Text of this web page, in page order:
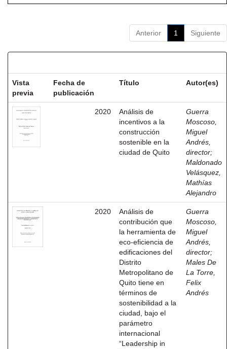
Anterior 1 Siguiente
Vista
previa
Fecha de
publicación
Título Autor(es)
2020
Análisis de
incentivos a la
construcción
sostenible en la
ciudad de Quito
Guerra
Moscoso,
Miguel
Andrés,
director;
Maldonado
Velásquez,
Mathías
Alejandro
2020
Análisis de
contribución que
la herramienta de
eco-eficiencia de
edificaciones del
Distrito
Metropolitano de
Quito tiene en
términos de
sostenibilidad a la
ciudad, bajo el
parámetro
internacional
“Leadership in
Guerra
Moscoso,
Miguel
Andrés,
director;
Males De
La Torre,
Felix
Andrés